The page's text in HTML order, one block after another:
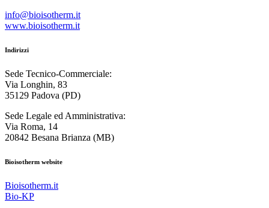
info@bioisotherm.it
www.bioisotherm.it
Indirizzi
Sede Tecnico-Commerciale:
Via Longhin, 83
35129 Padova (PD)
Sede Legale ed Amministrativa:
Via Roma, 14
20842 Besana Brianza (MB)
Bioisotherm website
Bioisotherm.it
Bio-KP